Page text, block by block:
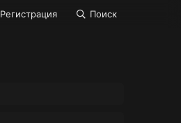
Регистрация Поиск